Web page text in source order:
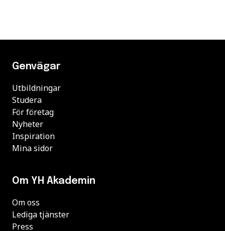
Genvägar
Utbildningar
Studera
För företag
Nyheter
Inspiration
Mina sidor
Om YH Akademin
Om oss
Lediga tjänster
Press